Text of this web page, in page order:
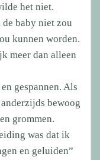
het niet.
baby niet zou
kunnen worden.
meer dan alleen
gespannen. Als
bewoog
grommen.
was dat ik
en geluiden”